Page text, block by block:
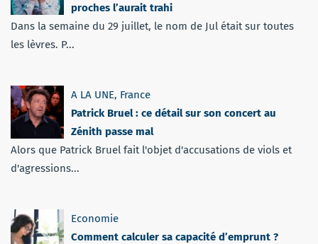
proches l’aurait trahi
Dans la semaine du 29 juillet, le nom de Jul était sur toutes
les lèvres. P...
A LA UNE, France
Patrick Bruel : ce détail sur son concert au
Zénith passe mal
Alors que Patrick Bruel fait l'objet d'accusations de viols et
d'agressions...
Economie
Comment calculer sa capacité d’emprunt ?